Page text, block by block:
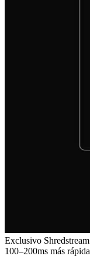
Exclusivo
100–200ms más